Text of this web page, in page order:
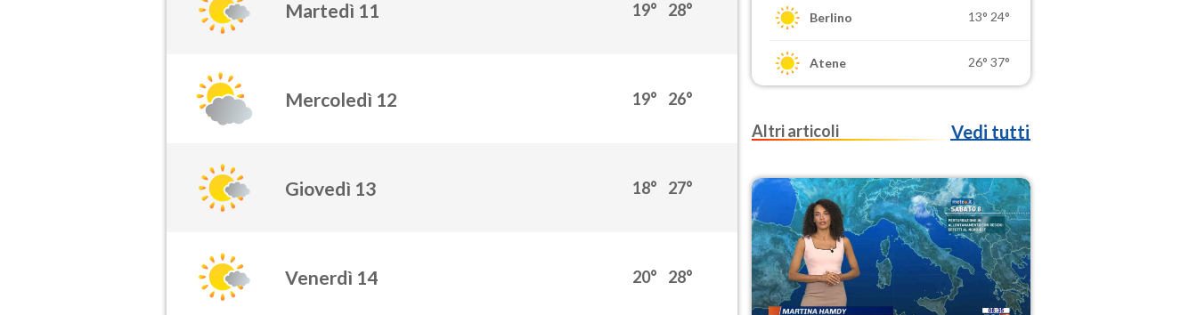
Martedì 11 19° 28°
Mercoledì 12 19° 26°
Giovedì 13 18° 27°
Venerdì 14 20° 28°
Berlino 13° 24°
Atene 26° 37°
Altri articoli Vedi tutti